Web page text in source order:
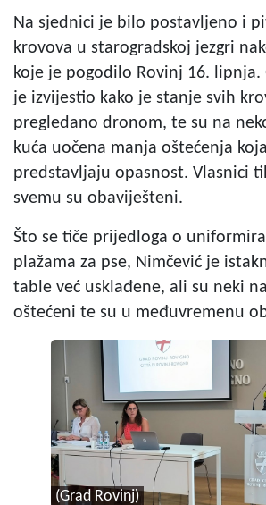
Na sjednici je bilo postavljeno i
krovova u starogradskoj jezgri
koje je pogodilo Rovinj 16. lipnja.
je izvijestio kako je stanje svih
pregledano dronom, te su na
kuća uočena manja oštećenja
predstavljaju opasnost. Vlasnici
svemu su obaviješteni.
Što se tiče prijedloga o
plažama za pse, Nimčević je
table već usklađene, ali su neki
oštećeni te su u međuvremenu
(Grad Rovinj)